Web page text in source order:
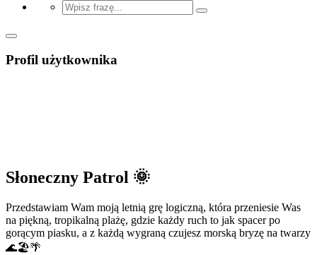
Profil użytkownika
Słoneczny Patrol 🌞
Przedstawiam Wam moją letnią grę logiczną, która przeniesie Was
na piękną, tropikalną plażę, gdzie każdy ruch to jak spacer po
gorącym piasku, a z każdą wygraną czujesz morską bryzę na twarzy
🌊🏖️🌴